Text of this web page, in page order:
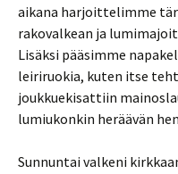
aikana harjoittelimme
rakovalkean ja
Lisäksi pääsimme
leiriruokia, kuten itse
joukkuekisattiin
lumiukonkin heräävän
Sunnuntai valkeni